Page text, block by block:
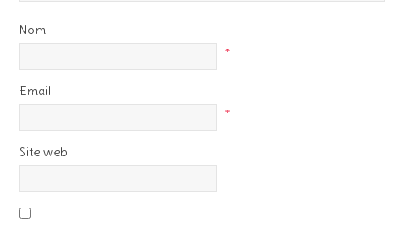
Nom
*
Email
*
Site web